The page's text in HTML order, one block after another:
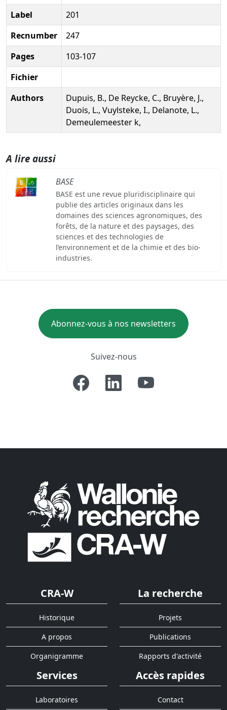
Label
201
Recnumber
247
Pages
103-107
Fichier
Authors
Dupuis, B., De Reycke, C., Bruyère, J.,
Duois, L., Vuylsteke, I., Delanote, L.,
Demeulemeester k,
A lire aussi
BASE
BASE est une revue pluridisciplinaire qui
publie des articles originaux dans les
domaines des sciences agronomiques, des
forêts, de la nature et des paysages, des
sciences et des technologies de
l’environnement et de la chimie et des bio-
industries.
Abonnez-vous à nos newsletters
Suivez-nous
CRA-W
Historique
A propos
Organigramme
La recherche
Projets
Publications
Rapports d'activité
Services
Laboratoires
Accès rapides
Contact